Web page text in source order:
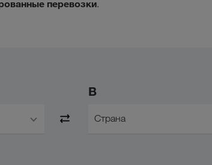
перевозки.
В
Страна